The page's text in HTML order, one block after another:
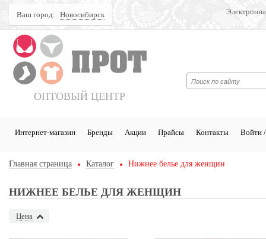
Ваш город: Новосибирск
ОПТОВЫЙ ЦЕНТР
Интернет-магазин Бренды Акции Прайсы Контакты Войти /
Главная страница Каталог Нижнее белье для женщин
НИЖНЕЕ БЕЛЬЕ ДЛЯ ЖЕНЩИН
Цена